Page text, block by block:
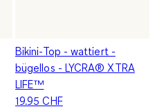
Bikini-Top - wattiert -
bügellos - LYCRA® XTRA
LIFE™
19.95 CHF